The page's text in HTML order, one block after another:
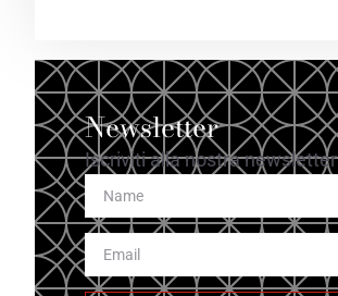
Newsletter
Iscriviti alla nostra newsletter